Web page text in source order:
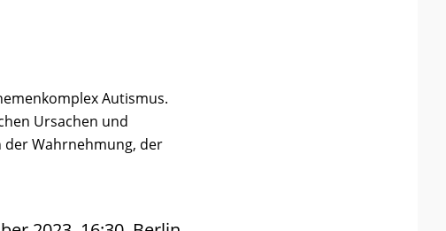
Autismus.
Ursachen und
Wahrnehmung, der